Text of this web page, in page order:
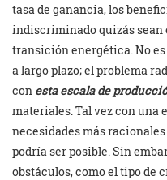
tasa de ganancia, los
indiscriminado quizás sean
transición energética. No es
a largo plazo; el problema
con esta escala de
materiales. Tal vez con una
necesidades más
podría ser posible. Sin
obstáculos, como el tipo de